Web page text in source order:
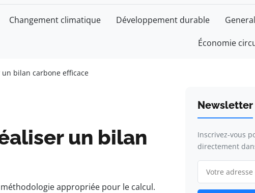
Changement climatique Développement durable General
Économie
bilan carbone efficace
un bilan
appropriée pour le calcul.
Newsletter
Inscrivez-vous
directement